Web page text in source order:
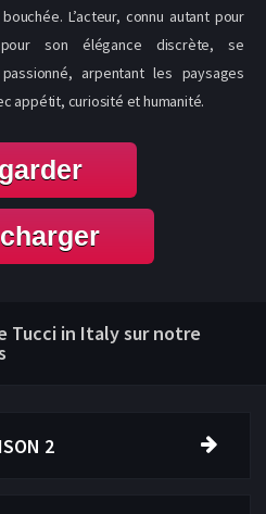
L’acteur, connu autant pour
son élégance discrète, se
arpentant les paysages
appétit, curiosité et humanité.
Tucci in Italy sur notre
2